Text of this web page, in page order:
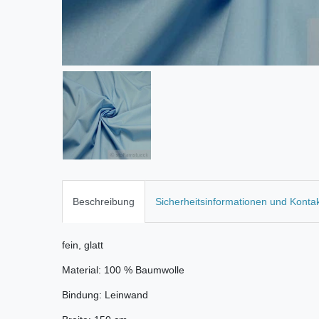
Beschreibung Sicherheitsinformationen und
fein, glatt
Material: 100 % Baumwolle
Bindung: Leinwand